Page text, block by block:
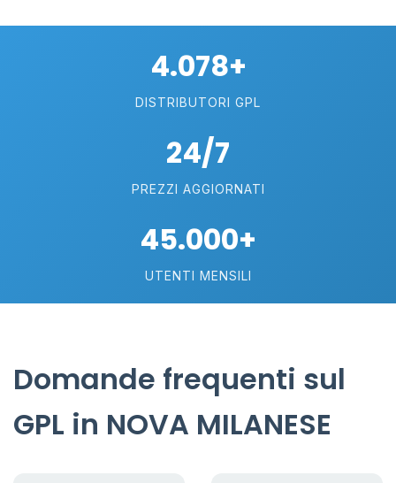
4.078+
DISTRIBUTORI GPL
24/7
PREZZI AGGIORNATI
45.000+
UTENTI MENSILI
Domande frequenti sul
GPL in NOVA MILANESE